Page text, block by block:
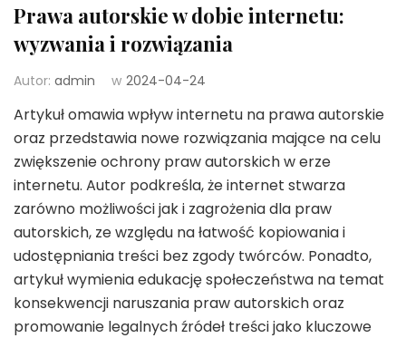
Prawa autorskie w dobie internetu:
wyzwania i rozwiązania
Autor: admin w 2024-04-24
Artykuł omawia wpływ internetu na prawa autorskie
oraz przedstawia nowe rozwiązania mające na celu
zwiększenie ochrony praw autorskich w erze
internetu. Autor podkreśla, że internet stwarza
zarówno możliwości jak i zagrożenia dla praw
autorskich, ze względu na łatwość kopiowania i
udostępniania treści bez zgody twórców. Ponadto,
artykuł wymienia edukację społeczeństwa na temat
konsekwencji naruszania praw autorskich oraz
promowanie legalnych źródeł treści jako kluczowe